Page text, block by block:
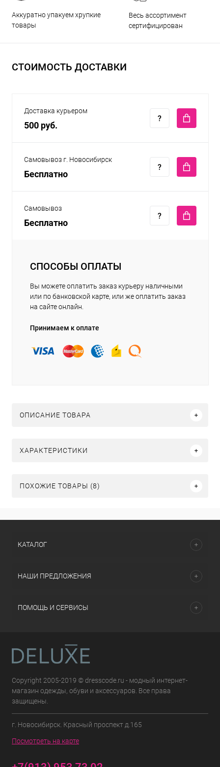
Аккуратно упакуем хрупкие
товары
Весь ассортимент
сертифицирован
СТОИМОСТЬ ДОСТАВКИ
Доставка курьером
500 руб.
Самовывоз г. Новосибирск
Бесплатно
Самовывоз
Бесплатно
СПОСОБЫ ОПЛАТЫ
Вы можете оплатить заказ курьеру наличными
или по банковской карте, или же оплатить заказ
на сайте онлайн.
Принимаем к оплате
ОПИСАНИЕ ТОВАРА
ХАРАКТЕРИСТИКИ
ПОХОЖИЕ ТОВАРЫ (8)
КАТАЛОГ
НАШИ ПРЕДЛОЖЕНИЯ
ПОМОЩЬ И СЕРВИСЫ
Copyright 2005-2019 © dresscode.ru - модный интернет-
магазин одежды, обуви и аксессуаров. Все права
защищены.
г. Новосибирск. Красный проспект д.165
Посмотреть на карте